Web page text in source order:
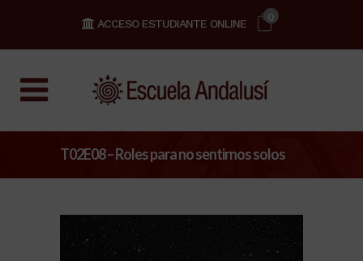
0
ACCESO ESTUDIANTE ONLINE
T02E08 – Roles para no sentirnos solos